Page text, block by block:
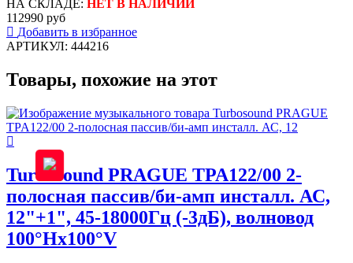
НА СКЛАДЕ: НЕТ В НАЛИЧИИ
112990 руб
Добавить в избранное
АРТИКУЛ: 444216
Товары, похожие на этот
Turbosound PRAGUE TPA122/00 2-
полосная пассив/би-амп инсталл. АС,
12"+1", 45-18000Гц (-3дБ), волновод
100°Hx100°V